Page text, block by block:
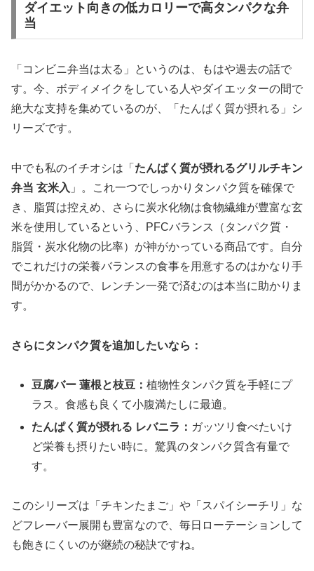
ダイエット向きの低カロリーで高タンパクな弁
当
「コンビニ弁当は太る」というのは、もはや過去の話で
す。今、ボディメイクをしている人やダイエッターの間で
絶大な支持を集めているのが、「たんぱく質が摂れる」シ
リーズです。
中でも私のイチオシは「 たんぱく質が摂れるグリルチキン
弁当 玄米入 」。これ一つでしっかりタンパク質を確保で
き、脂質は控えめ、さらに炭水化物は食物繊維が豊富な玄
米を使用しているという、PFCバランス（タンパク質・
脂質・炭水化物の比率）が神がかっている商品です。自分
でこれだけの栄養バランスの食事を用意するのはかなり手
間がかかるので、レンチン一発で済むのは本当に助かりま
す。
さらにタンパク質を追加したいなら：
豆腐バー 蓮根と枝豆：植物性タンパク質を手軽にプ
ラス。食感も良くて小腹満たしに最適。
たんぱく質が摂れる レバニラ： ガッツリ食べたいけ
ど栄養も摂りたい時に。驚異のタンパク質含有量で
す。
このシリーズは「チキンたまご」や「スパイシーチリ」な
どフレーバー展開も豊富なので、毎日ローテーションして
も飽きにくいのが継続の秘訣ですね。